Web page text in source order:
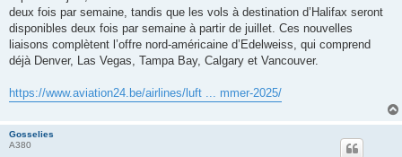
deux fois par semaine, tandis que les vols à destination d’Halifax seront
disponibles deux fois par semaine à partir de juillet. Ces nouvelles
liaisons complètent l’offre nord-américaine d’Edelweiss, qui comprend
déjà Denver, Las Vegas, Tampa Bay, Calgary et Vancouver.
https://www.aviation24.be/airlines/luft ... mmer-2025/
Gosselies
A380